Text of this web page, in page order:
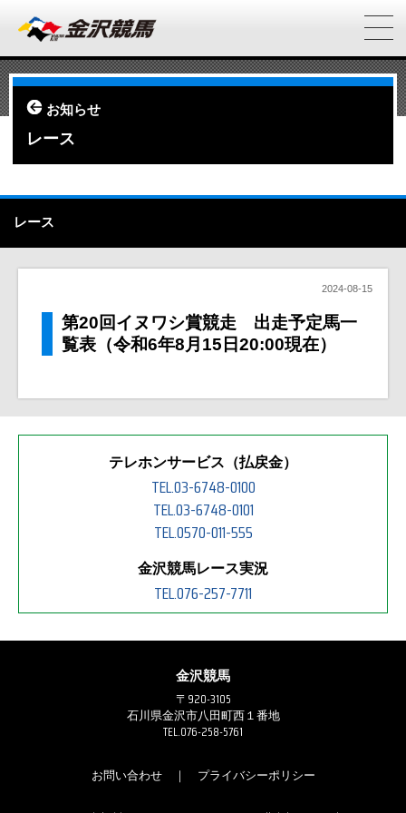
お知らせ
レース
レース
2024-08-15
第20回イヌワシ賞競走 出走予定馬一
覧表（令和6年8月15日20:00現在）
テレホンサービス（払戻金）
TEL.03-6748-0100
TEL.03-6748-0101
TEL.0570-011-555
金沢競馬レース実況
TEL.076-257-7711
金沢競馬
〒920-3105
石川県金沢市八田町西１番地
TEL.076-258-5761
お問い合わせ｜ プライバシーポリシー